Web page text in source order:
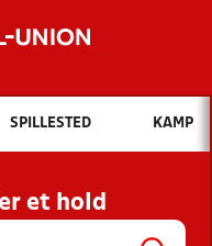
Hvad vil du søge efter?
OG NYHEDER
KLUBBER OG
SPILLESTED KAMP
et hold